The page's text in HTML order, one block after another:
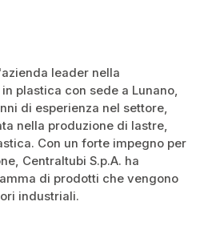
leader nella
plastica con sede a Lunano,
di esperienza nel settore,
nella produzione di lastre,
Con un forte impegno per
Centraltubi S.p.A. ha
di prodotti che vengono
industriali.